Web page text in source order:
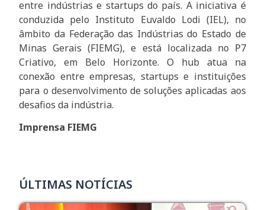
entre indústrias e startups do país. A iniciativa é
conduzida pelo Instituto Euvaldo Lodi (IEL), no
âmbito da Federação das Indústrias do Estado de
Minas Gerais (FIEMG), e está localizada no P7
Criativo, em Belo Horizonte. O hub atua na
conexão entre empresas, startups e instituições
para o desenvolvimento de soluções aplicadas aos
desafios da indústria.
Imprensa FIEMG
ÚLTIMAS NOTÍCIAS